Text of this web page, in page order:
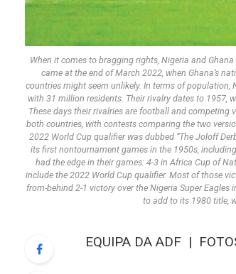
When it comes to bragging rights, Nigeria and
came at the end of March 2022, when Ghana’s
countries might seem unlikely. In terms of population,
with 31 million residents. Their rivalry dates to 1957,
These days their rivalries are football and competing
both countries, with contests comparing the two
2022 World Cup qualifier was dubbed “The Joloff
its first nontournament games in the 1950s,
had the edge in their games: 4-3 in Africa Cup of
include the 2022 World Cup qualifier. Most of those
from-behind 2-1 victory over the Nigeria Super
to add to its 1980 title,
EQUIPA DA ADF |